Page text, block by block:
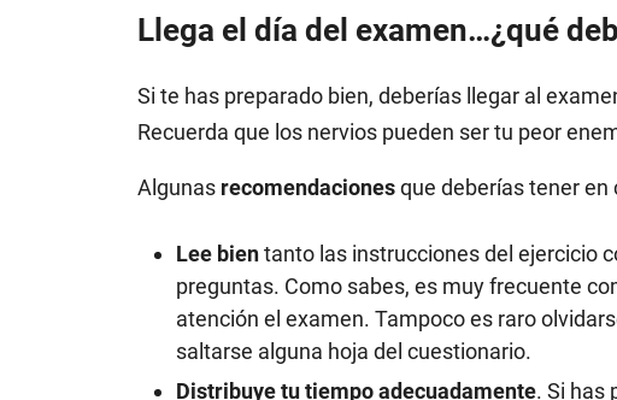
Llega el día del examen…¿qué
Si te has preparado bien, deberías llegar al
Recuerda que los nervios pueden ser tu peor
Algunas recomendacionesque deberías tener en
Lee bientanto las instrucciones del ejercicio
preguntas. Como sabes, es muy frecuente
atención el examen. Tampoco es raro
saltarse alguna hoja del cuestionario.
Distribuye tu tiempo adecuadamente. Si has